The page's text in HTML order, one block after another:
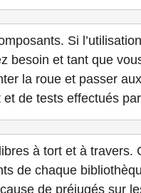
Si
besoin et tant que
la roue et passer
de tests effectués
à tort et à travers.
de chaque
de préjugés sur